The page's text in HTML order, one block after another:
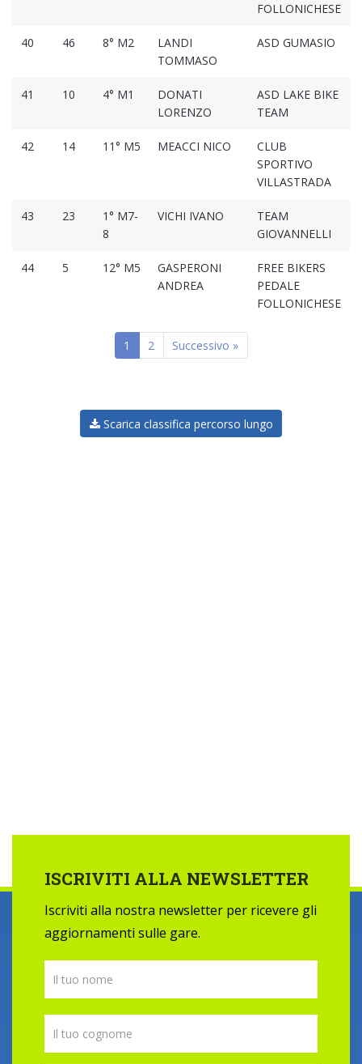
FOLLONICHESE
40 46 8° M2
LANDI
TOMMASO
ASD GUMASIO
41 10 4° M1
DONATI
LORENZO
ASD LAKE BIKE
TEAM
42 14 11° M5 MEACCI NICO
CLUB
SPORTIVO
VILLASTRADA
43 23
1° M7-
8
VICHI IVANO
TEAM
GIOVANNELLI
44 5 12° M5
GASPERONI
ANDREA
FREE BIKERS
PEDALE
FOLLONICHESE
1 2 Successivo »
Scarica classifica percorso lungo
ISCRIVITI ALLA NEWSLETTER
Iscriviti alla nostra newsletter per ricevere gli
aggiornamenti sulle gare.